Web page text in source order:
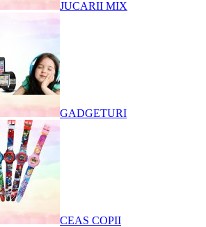
JUCARII MIX
GADGETURI
CEAS COPII